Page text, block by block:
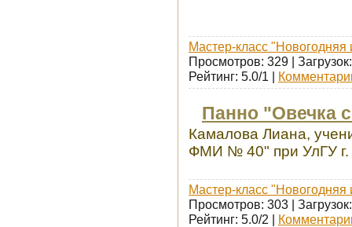
Мастер-класс
Просмотров: 329 |
Рейтинг: 5.0/1 |
Панно "Овечка
Камалова Лиана,
ФМИ № 40" при УлГУ г.
Мастер-класс
Просмотров: 303 |
Рейтинг: 5.0/2 |